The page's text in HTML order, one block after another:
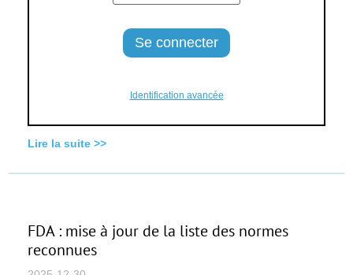
Identification avancée
Lire la suite >>
FDA : mise à jour de la liste des normes
reconnues